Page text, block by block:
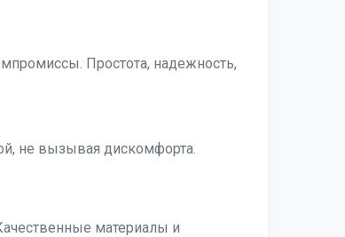
Простота, надежность,
не вызывая дискомфорта.
материалы и